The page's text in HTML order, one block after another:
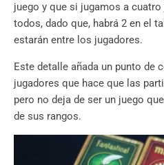
juego y que si jugamos a
todos, dado que, habrá 2 en el
estarán entre los jugadores.
Este detalle añada un punto de
jugadores que hace que las
pero no deja de ser un juego
de sus rangos.